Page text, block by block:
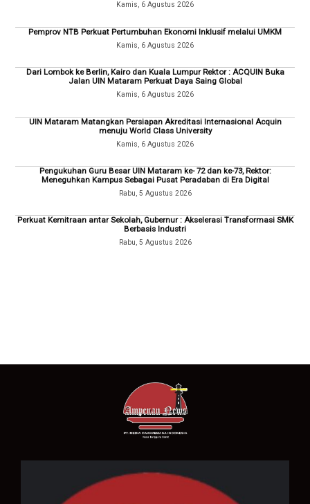
Kamis, 6 Agustus 2026
Pemprov NTB Perkuat Pertumbuhan Ekonomi Inklusif melalui UMKM
Kamis, 6 Agustus 2026
Dari Lombok ke Berlin, Kairo dan Kuala Lumpur Rektor : ACQUIN Buka
Jalan UIN Mataram Perkuat Daya Saing Global
Kamis, 6 Agustus 2026
UIN Mataram Matangkan Persiapan Akreditasi Internasional Acquin
menuju World Class University
Kamis, 6 Agustus 2026
Pengukuhan Guru Besar UIN Mataram ke- 72 dan ke-73, Rektor:
Meneguhkan Kampus Sebagai Pusat Peradaban di Era Digital
Rabu, 5 Agustus 2026
Perkuat Kemitraan antar Sekolah, Gubernur : Akselerasi Transformasi SMK
Berbasis Industri
Rabu, 5 Agustus 2026